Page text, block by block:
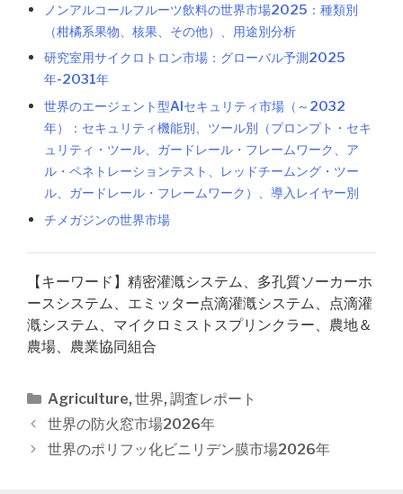
ノンアルコールフルーツ飲料の世界市場2025：種類別
（柑橘系果物、核果、その他）、用途別分析
研究室用サイクロトロン市場：グローバル予測2025
年-2031年
世界のエージェント型AIセキュリティ市場（～2032
年）：セキュリティ機能別、ツール別（プロンプト・セキ
ュリティ・ツール、ガードレール・フレームワーク、ア
ル・ペネトレーションテスト、レッドチームング・ツー
ル、ガードレール・フレームワーク）、導入レイヤー別
チメガジンの世界市場
【キーワード】精密灌漑システム、多孔質ソーカーホ
ースシステム、エミッター点滴灌漑システム、点滴灌
漑システム、マイクロミストスプリンクラー、農地＆
農場、農業協同組合
カ
テ
ゴ
Agriculture, 世界, 調査レポート
投
稿
世界の防火窓市場2026年
世界のポリフッ化ビニリデン膜市場2026年